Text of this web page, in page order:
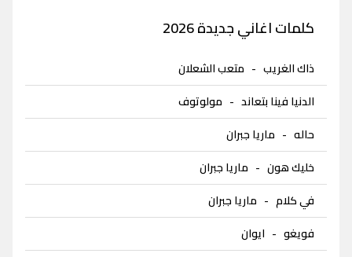
كلمات اغاني جديدة 2026
ذاك الغريب - متعب الشعلان
الدنيا فينا بتعاند - مولوتوف
حاله - ماريا جبران
خليك هون - ماريا جبران
في كلام - ماريا جبران
فويغو - ايوان